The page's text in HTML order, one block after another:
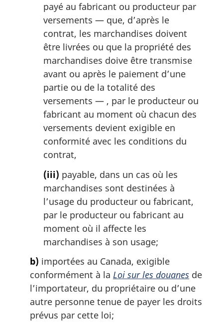
payé au fabricant ou producteur par
versements — que, d’après le
contrat, les marchandises doivent
être livrées ou que la propriété des
marchandises doive être transmise
avant ou après le paiement d’une
partie ou de la totalité des
versements — , par le producteur ou
fabricant au moment où chacun des
versements devient exigible en
conformité avec les conditions du
contrat,
(iii) payable, dans un cas où les
marchandises sont destinées à
l’usage du producteur ou fabricant,
par le producteur ou fabricant au
moment où il affecte les
marchandises à son usage;
b) importées au Canada, exigible
conformément à la Loi sur les douanes de
l’importateur, du propriétaire ou d’une
autre personne tenue de payer les droits
prévus par cette loi;